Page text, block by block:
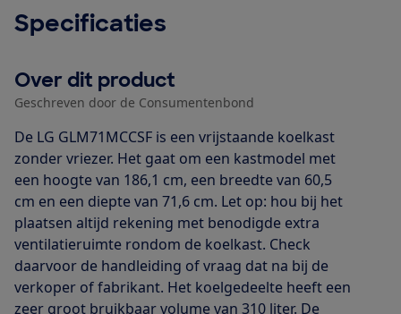
Specificaties
Over dit product
Geschreven door de Consumentenbond
De LG GLM71MCCSF is een vrijstaande koelkast
zonder vriezer. Het gaat om een kastmodel met
een hoogte van 186,1 cm, een breedte van 60,5
cm en een diepte van 71,6 cm. Let op: hou bij het
plaatsen altijd rekening met benodigde extra
ventilatieruimte rondom de koelkast. Check
daarvoor de handleiding of vraag dat na bij de
verkoper of fabrikant. Het koelgedeelte heeft een
zeer groot bruikbaar volume van 310 liter. De